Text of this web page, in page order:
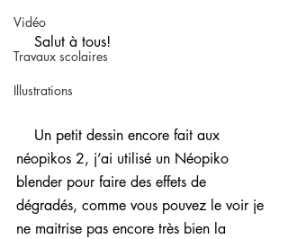
Vidéo
Travaux scolaires
Illustrations
    Salut à tous!
néopikos 2, j’ai utilisé un Néopiko
blender pour faire des effets de
dégradés, comme vous pouvez le voir je
ne maitrise pas encore très bien la